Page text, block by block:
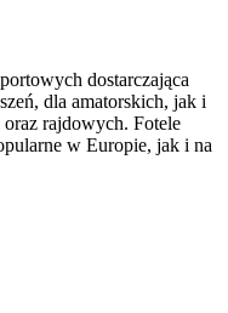
dostarczająca
dla amatorskich, jak i
rajdowych. Fotele
w Europie, jak i na